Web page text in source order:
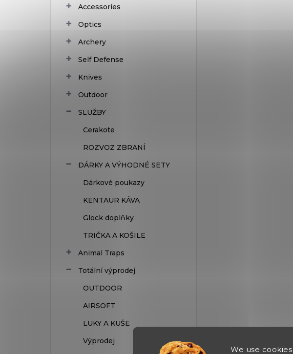
We use
Accessories
Optics
Archery
Self Defense
Knives
Outdoor
SLUŽBY
Cerakote
ROZVOZ ZBRANÍ
DÁRKY A VÝHODNÉ SETY
Dárkové poukazy
KENTAUR KÁVA
Glock doplňky
TRIČKA A KOŠILE
Animal Traps
Totální výprodej
OUTDOOR
AIRSOFT
LUKY A KUŠE
Výprodej